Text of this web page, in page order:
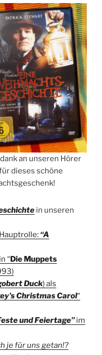
an unseren Hörer
dieses schöne
in unseren
“A
“Die Muppets
Duck) als
Christmas Carol“
und Feiertage”im
je für uns getan!?